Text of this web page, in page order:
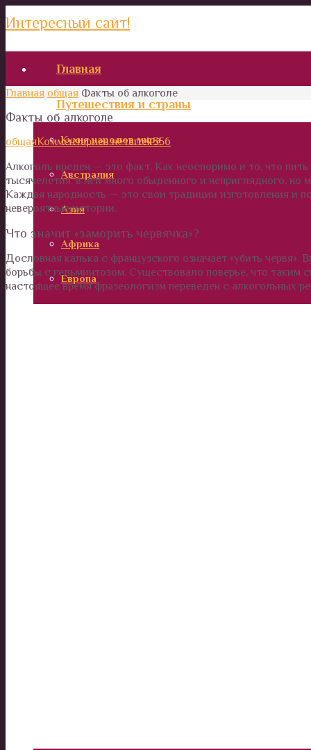
Интересный сайт!
Главная
Путешествия и страны
Кухня народов мира
Австралия
Азия
Африка
Европа
Главная общая Факты об алкоголе
Факты об алкоголе
общаяКомментариев нетartek356
Алкоголь вреден — это факт. Как неоспоримо и то, что
тысячелетия, в ней много обыденного и неприглядного, но
Каждая народность — это свои традиции изготовления и
невероятные истории.
Что значит «заморить червячка»?
Дословная калька с французского означает «убить
борьбы с гельминтозом. Существовало поверье, что
настоящее время фразеологизм переведен с алкогольных